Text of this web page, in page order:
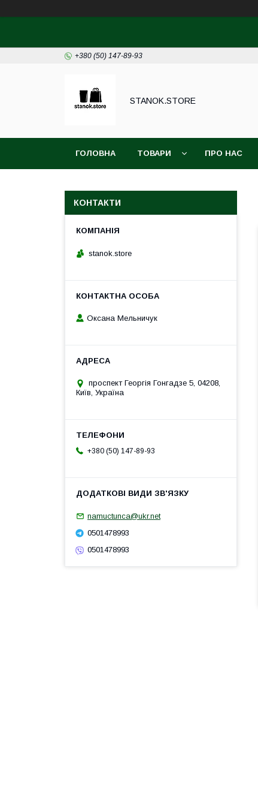
+380 (50) 147-89-93
STANOK.STORE
ГОЛОВНА ТОВАРИ ПРО НАС
КОНТАКТИ
stanok.store
Оксана Мельничук
проспект Георгія Гонгадзе 5, 04208,
Київ, Україна
+380 (50) 147-89-93
namuctunca@ukr.net
0501478993
0501478993